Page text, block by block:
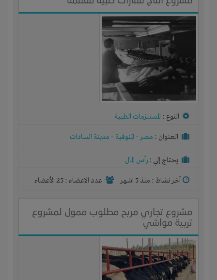
النوع : المستلزمات الطبية
العنوان : مصر- المنوفية - مدينة السادات
يحتاج إلي : رأس المال
آخر نشاط : منذ 5 اشهر عدد الاعضاء : 25 الأعضاء
مشروع تجاري مربح مطلوب ممول لمشروع
تربية مواشي